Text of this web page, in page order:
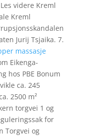
videre Kreml
Kreml
Jurij Tsjaika. 7.
massasje
Eikenga-
hos PBE Bonum
ca. 245
2500 m²
torgvei 1 og
for
Torgvei og